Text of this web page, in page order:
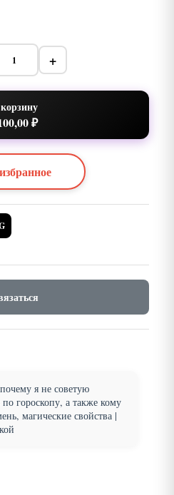
+
₽
я не советую
по гороскопу, а также кому
магические свойства |